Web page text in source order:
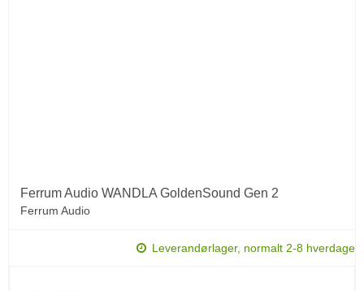
Ferrum Audio WANDLA GoldenSound Gen 2
Ferrum Audio
Leverandørlager, normalt 2-8 hverdage